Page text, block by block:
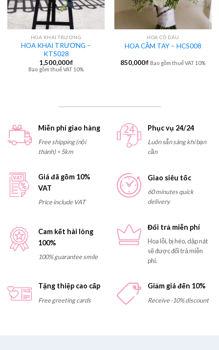
HOA KHAI TRƯƠNG
HOA KHAI TRƯƠNG –
KTS028
1,500,000₫
Bao gồm thuế VAT 10%
HOA CÔ DÂU
HOA CẦM TAY – HCS008
850,000₫ Bao gồm thuế VAT 10%
Miễn phí giao hàng
Free shipping (nội
thành) < 5km
Phục vụ 24/24
Luôn sẵn sàng khi bạn
cần
Giá đã gồm 10%
VAT
Price include VAT
Giao siêu tốc
60 minutes quick
delivery
Cam kết hài lòng
100%
100% guarantee smile
Đổi trả miễn phí
Hoa lỗi, bị héo, dập nát
sẽ được đổi trả miễn
phí.
Tặng thiệp cao cấp
Free greeting cards
Giảm giá đến 10%
Receive -10% discount